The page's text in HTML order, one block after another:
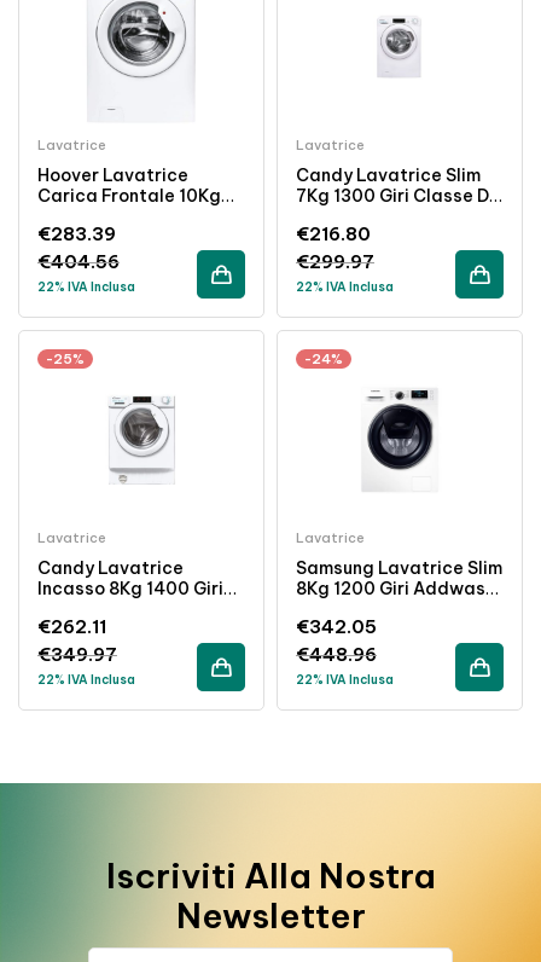
Lavatrice
Hoover Lavatrice
Carica Frontale 10Kg
Bianco
€404.56
€283.39
22% IVA Inclusa
Lavatrice
Candy Lavatrice Slim
7Kg 1300 Giri Classe D
Inossidabile
€299.97
€216.80
22% IVA Inclusa
-25%
Lavatrice
Candy Lavatrice
Incasso 8Kg 1400 Giri
Bianco
€349.97
€262.11
22% IVA Inclusa
-24%
Lavatrice
Samsung Lavatrice Slim
8Kg 1200 Giri Addwash
€448.96
€342.05
22% IVA Inclusa
Iscriviti Alla Nostra
Newsletter